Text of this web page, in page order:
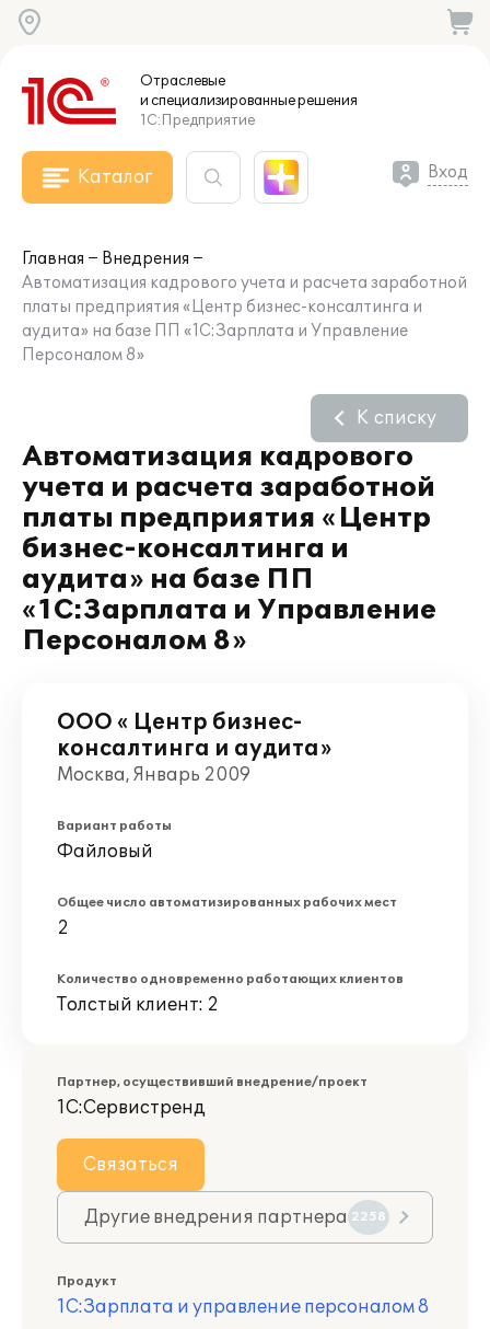
Отраслевые
и специализированныерешения
1С:Предприятие
Каталог Вход
Главная
Внедрения
Автоматизация кадрового учета и расчета заработной
платы предприятия «Центр бизнес-консалтинга и
аудита» на базе ПП «1С:Зарплата и Управление
Персоналом 8»
Автоматизация кадрового
учета и расчета заработной
платы предприятия «Центр
бизнес-консалтинга и
аудита» на базе ПП
«1С:Зарплата и Управление
Персоналом 8»
К списку
ООО « Центр бизнес-
консалтинга и аудита»
Москва, Январь 2009
Вариант работы
Файловый
Общее число автоматизированных рабочих мест
2
Количество одновременно работающих клиентов
Толстый клиент: 2
Партнер, осуществивший внедрение/проект
1С:Сервистренд
Связаться
Другие внедрения партнера 2258
Продукт
1С:Зарплата и управление персоналом 8